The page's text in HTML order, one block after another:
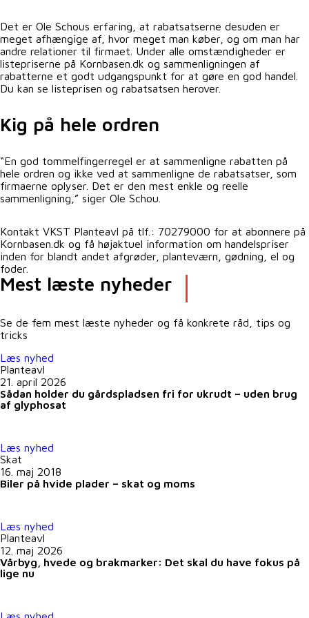
Det er Ole Schous erfaring, at rabatsatserne desuden er
meget afhængige af, hvor meget man køber, og om man har
andre relationer til firmaet. Under alle omstændigheder er
listepriserne på Kornbasen.dk og sammenligningen af
rabatterne et godt udgangspunkt for at gøre en god handel.
Du kan se listeprisen og rabatsatsen herover.
Kig på hele ordren
“En god tommelfingerregel er at sammenligne rabatten på
hele ordren og ikke ved at sammenligne de rabatsatser, som
firmaerne oplyser. Det er den mest enkle og reelle
sammenligning,” siger Ole Schou.
Kontakt VKST Planteavl på tlf.: 70279000 for at abonnere på
Kornbasen.dk og få højaktuel information om handelspriser
inden for blandt andet afgrøder, planteværn, gødning, el og
foder.
Mest læste nyheder
Se de fem mest læste nyheder og få konkrete råd, tips og
tricks
Læs nyhed
Planteavl
21. april 2026
Sådan holder du gårdspladsen fri for ukrudt – uden brug
af glyphosat
Læs nyhed
Skat
16. maj 2018
Biler på hvide plader – skat og moms
Læs nyhed
Planteavl
12. maj 2026
Vårbyg, hvede og brakmarker: Det skal du have fokus på
lige nu